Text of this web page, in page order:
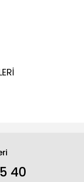
40